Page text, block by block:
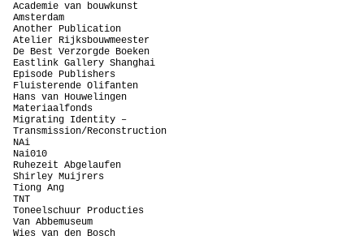
Academie van bouwkunst
Amsterdam
Another Publication
Atelier Rijksbouwmeester
De Best Verzorgde Boeken
Eastlink Gallery Shanghai
Episode Publishers
Fluisterende Olifanten
Hans van Houwelingen
Materiaalfonds
Migrating Identity –
Transmission/Reconstruction
NAi
Nai010
Ruhezeit Abgelaufen
Shirley Muijrers
Tiong Ang
TNT
Toneelschuur Producties
Van Abbemuseum
Wies van den Bosch